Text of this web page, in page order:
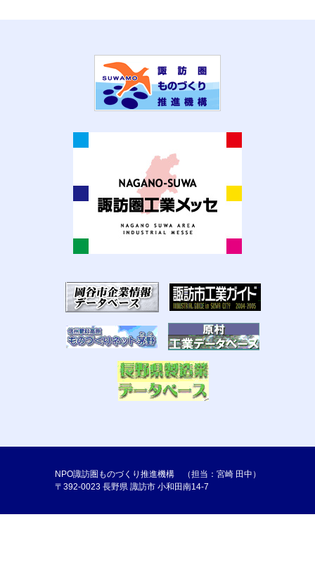
NPO諏訪圏ものづくり推進機構 （担当：宮崎 田中）
〒392-0023 長野県 諏訪市 小和田南14-7